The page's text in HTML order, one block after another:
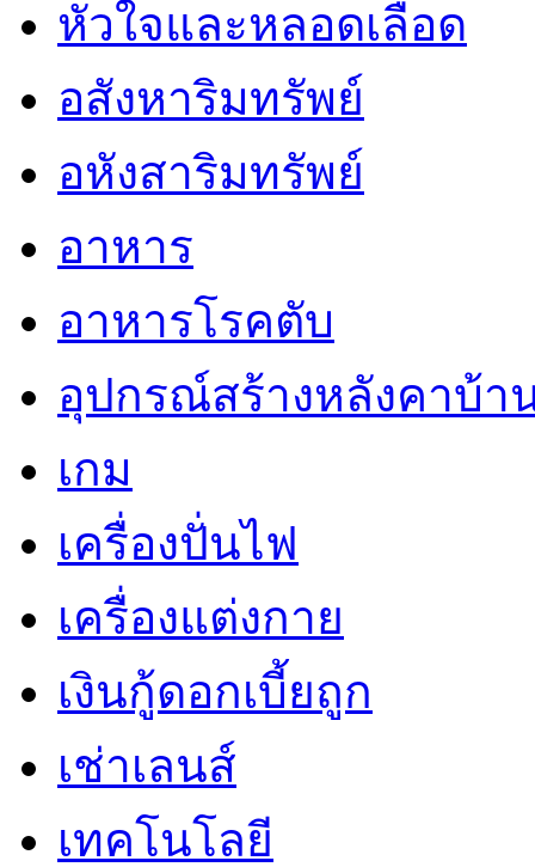
หัวใจและหลอดเลือด
อสังหาริมทรัพย์
อหังสาริมทรัพย์
อาหาร
อาหารโรคตับ
อุปกรณ์สร้างหลังคาบ้า
เกม
เครื่องปั่นไฟ
เครื่องแต่งกาย
เงินกู้ดอกเบี้ยถูก
เช่าเลนส์
เทคโนโลยี